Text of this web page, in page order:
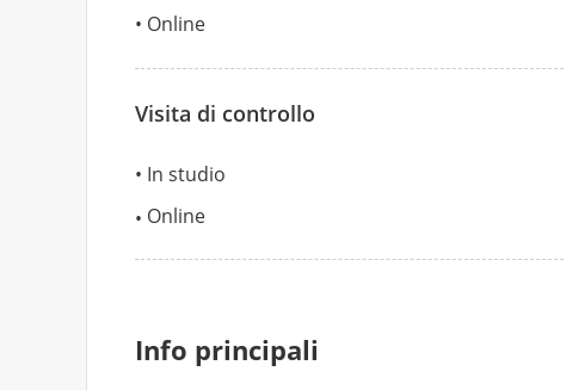
Online
Visita di controllo
In studio
Online
Info principali